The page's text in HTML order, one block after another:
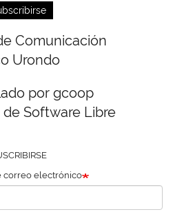
Comunicación
Urondo
por gcoop
Software Libre
correo electrónico